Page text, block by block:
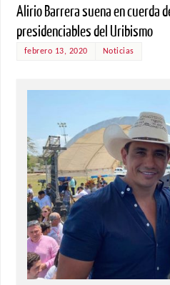
Alirio Barrera suena en cuerda
presidenciables del Uribismo
febrero 13, 2020 Noticias